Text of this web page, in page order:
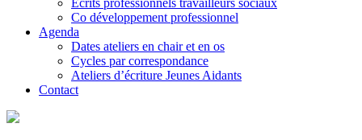
Co développement professionnel
Agenda
Dates ateliers en chair et en os
Cycles par correspondance
Ateliers d’écriture Jeunes Aidants
Contact